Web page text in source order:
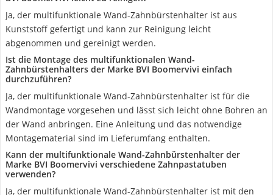
Ja, der multifunktionale Wand-Zahnbürstenhalter ist aus
Kunststoff gefertigt und kann zur Reinigung leicht
abgenommen und gereinigt werden.
Ist die Montage des multifunktionalen Wand-
Zahnbürstenhalters der Marke BVI Boomervivi einfach
durchzuführen?
Ja, der multifunktionale Wand-Zahnbürstenhalter ist für die
Wandmontage vorgesehen und lässt sich leicht ohne Bohren an
der Wand anbringen. Eine Anleitung und das notwendige
Montagematerial sind im Lieferumfang enthalten.
Kann der multifunktionale Wand-Zahnbürstenhalter der
Marke BVI Boomervivi verschiedene Zahnpastatuben
verwenden?
Ja, der multifunktionale Wand-Zahnbürstenhalter ist mit den